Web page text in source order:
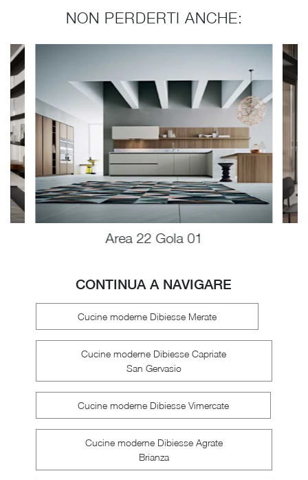
NON PERDERTI ANCHE:
Area 22 Gola 01
CONTINUA A NAVIGARE
Cucine moderne Dibiesse Merate
Cucine moderne Dibiesse Capriate
San Gervasio
Cucine moderne Dibiesse Vimercate
Cucine moderne Dibiesse Agrate
Brianza